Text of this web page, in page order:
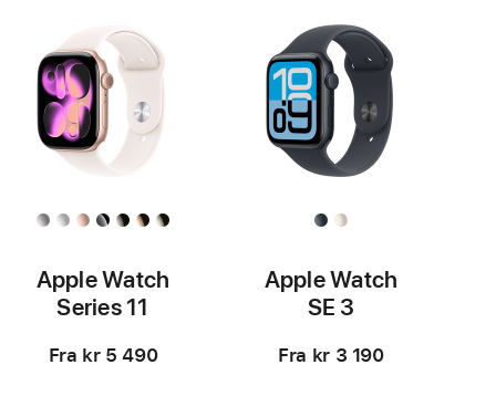
Apple Watch
Series 11
Fra kr 5 490
Apple Watch
SE 3
Fra kr 3 190